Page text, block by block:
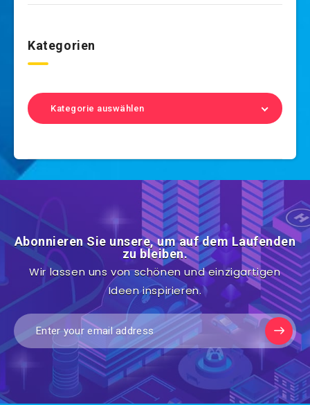
Kategorien
Kategorie auswählen
Abonnieren Sie unsere, um auf dem Laufenden
zu bleiben.
Wir lassen uns von schönen und einzigartigen
Ideen inspirieren.